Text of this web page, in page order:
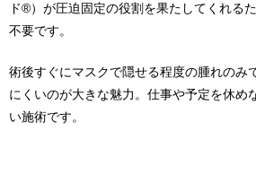
ド®）が圧迫固定の役割を果たしてくれる
不要です。
術後すぐにマスクで隠せる程度の腫れのみ
にくいのが大きな魅力。仕事や予定を休め
い施術です。